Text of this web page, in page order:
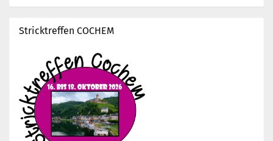
Stricktreffen COCHEM